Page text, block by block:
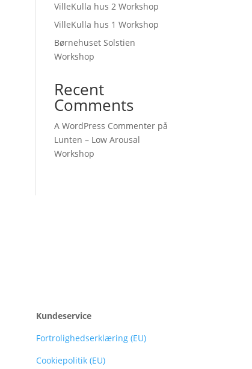
VilleKulla hus 2 Workshop
VilleKulla hus 1 Workshop
Børnehuset Solstien
Workshop
Recent
Comments
A WordPress Commenter på
Lunten – Low Arousal
Workshop
Kundeservice
Fortrolighedserklæring (EU)
Cookiepolitik (EU)